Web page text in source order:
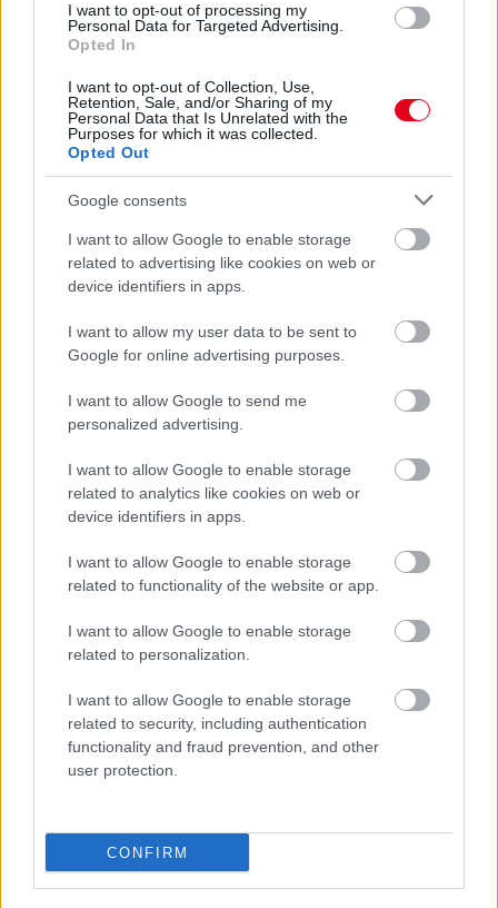
I want to opt-out of processing my
Personal Data for Targeted Advertising.
Opted In
I want to opt-out of Collection, Use,
Retention, Sale, and/or Sharing of my
Personal Data that Is Unrelated with the
Purposes for which it was collected.
Opted Out
Google consents
I want to allow Google to enable storage
related to advertising like cookies on web or
device identifiers in apps.
I want to allow my user data to be sent to
Google for online advertising purposes.
I want to allow Google to send me
personalized advertising.
I want to allow Google to enable storage
related to analytics like cookies on web or
device identifiers in apps.
I want to allow Google to enable storage
related to functionality of the website or app.
I want to allow Google to enable storage
related to personalization.
I want to allow Google to enable storage
related to security, including authentication
functionality and fraud prevention, and other
user protection.
CONFIRM
Megvan, mikor kezdődik az F1-es Bahreini Nagydíj
Malajziában
2 napja
Ilyen lehet a jövő F1-es szabályrendszere Domenicali
Újabb korábbi F2-es bajnok folytatja a Formula-E-ben